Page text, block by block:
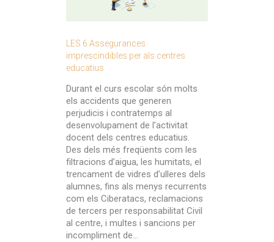
LES 6 Assegurances
imprescindibles per als centres
educatius
Durant el curs escolar són molts
els accidents que generen
perjudicis i contratemps al
desenvolupament de l’activitat
docent dels centres educatius.
Des dels més freqüents com les
filtracions d’aigua, les humitats, el
trencament de vidres d’ulleres dels
alumnes, fins als menys recurrents
com els Ciberatacs, reclamacions
de tercers per responsabilitat Civil
al centre, i multes i sancions per
incompliment de...